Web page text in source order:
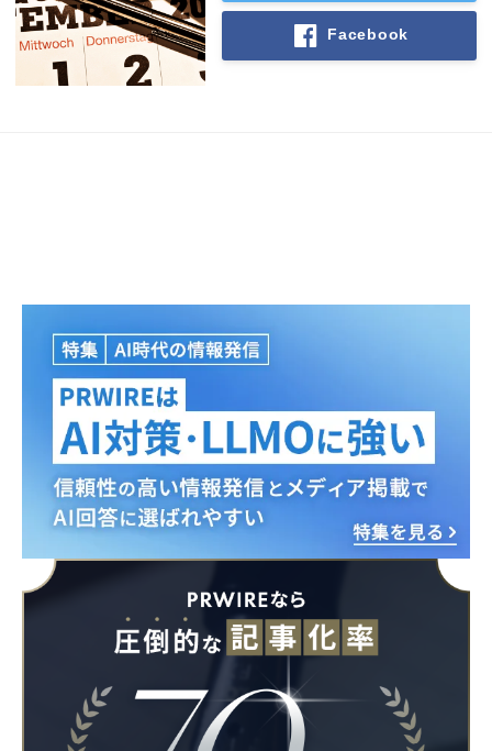
Facebook
Japanese